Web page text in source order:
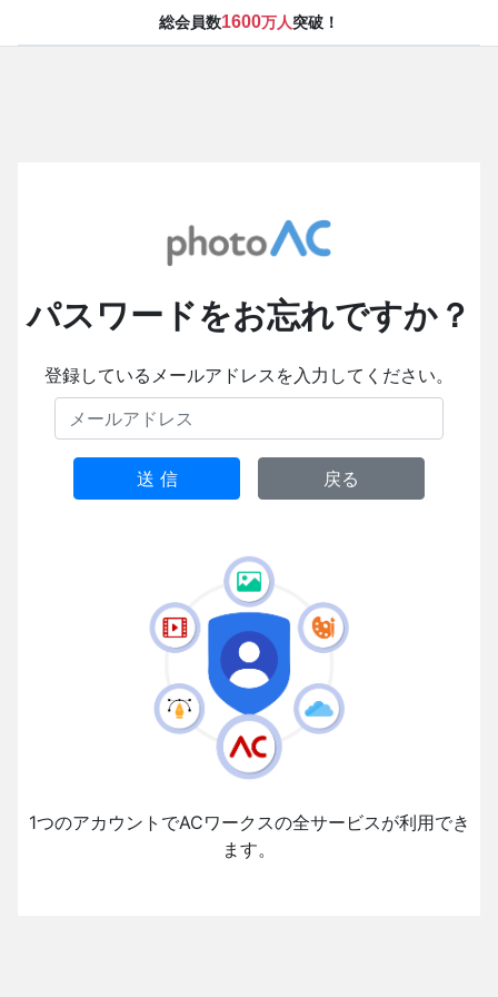
総会員数1600万人突破！
パスワードをお忘れですか？
登録しているメールアドレスを入力してください。
送 信 戻る
1つのアカウントでACワークスの全サービスが利用でき
ます。